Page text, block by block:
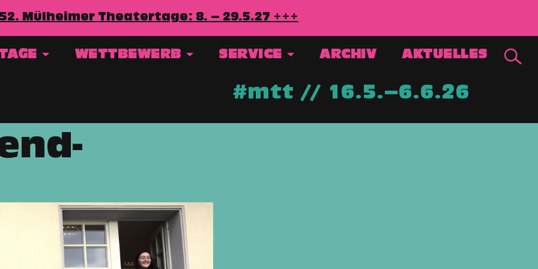
Mülheimer Theatertage: 8. – 29.5.27 +++
WETTBEWERB SERVICE ARCHIV AKTUELLES
#mtt // 16.5.–6.6.26